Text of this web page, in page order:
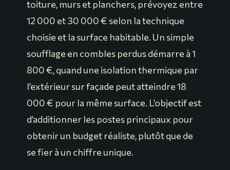
toiture, murs et planchers, prévoyez entre
12 000 et 30 000 € selon la technique
choisie et la surface habitable. Un simple
soufflage en combles perdus démarre à 1
800 €, quand une isolation thermique par
l’extérieur sur façade peut atteindre 18
000 € pour la même surface. L’objectif est
d’additionner les postes principaux pour
obtenir un budget réaliste, plutôt que de
se fier à un chiffre unique.